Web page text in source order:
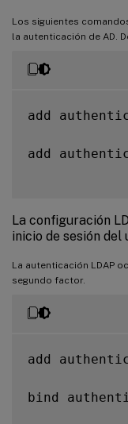
Los siguientes
la autenticación de AD.
add
add
La configuración
inicio de sesión del
La autenticación LDAP
segundo factor.
add
bind